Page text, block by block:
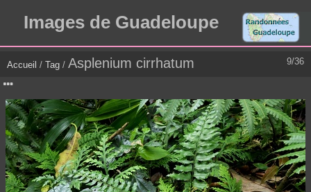
Images de Guadeloupe
9/36
Accueil / Tag / Asplenium cirrhatum